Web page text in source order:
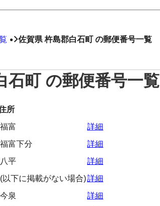
佐賀県 杵島郡白石町 の郵便番号一覧
石町 の郵便番号一覧
所
富
詳細
富下分
詳細
平
詳細
下に掲載がない場合)詳細
泉
詳細